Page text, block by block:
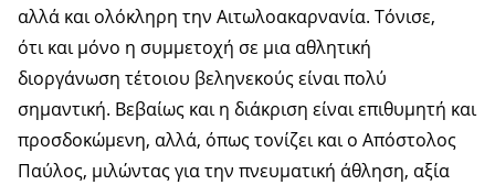
αλλά και ολόκληρη την Αιτωλοακαρνανία. Τόνισε,
ότι και μόνο η συμμετοχή σε μια αθλητική
διοργάνωση τέτοιου βεληνεκούς είναι πολύ
σημαντική. Βεβαίως και η διάκριση είναι επιθυμητή και
προσδοκώμενη, αλλά, όπως τονίζει και ο Απόστολος
Παύλος, μιλώντας για την πνευματική άθληση, αξία